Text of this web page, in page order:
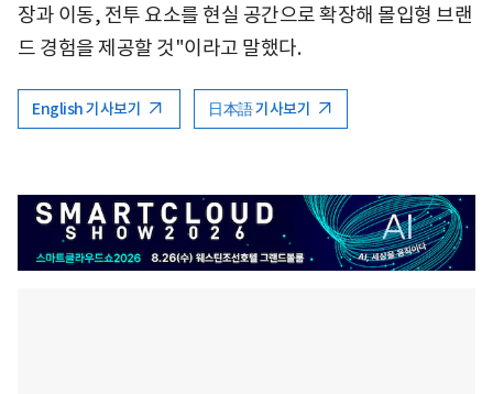
장과 이동, 전투 요소를 현실 공간으로 확장해 몰입형 브랜
드 경험을 제공할 것"이라고 말했다.
English 기사보기 日本語 기사보기